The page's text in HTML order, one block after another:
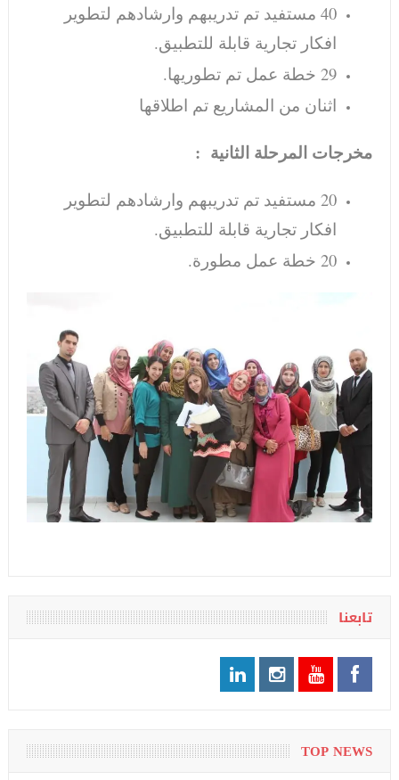
40 مستفيد تم تدريبهم وارشادهم لتطوير
افكار تجارية قابلة للتطبيق.
29 خطة عمل تم تطوريها.
اثنان من المشاريع تم اطلاقها
مخرجات المرحلة الثانية :
20 مستفيد تم تدريبهم وارشادهم لتطوير
افكار تجارية قابلة للتطبيق.
20 خطة عمل مطورة.
تابعنا
TOP NEWS